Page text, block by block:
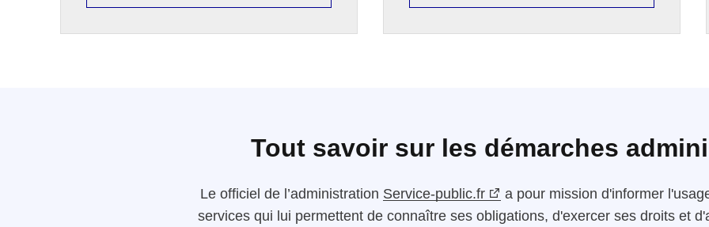
Tout savoir sur les démarches
Le officiel de l’administration Service-public.fr
a pour mission d'informer
services qui lui permettent de connaître ses obligations, d'exercer ses droits et